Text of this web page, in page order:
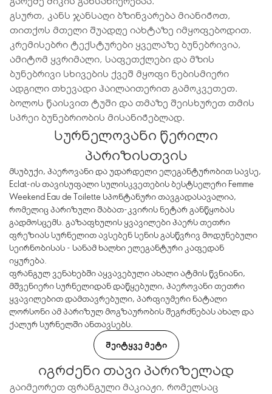
გსურთ, კანს ჯანსაღი ბზინვარება მიანიჭოთ,
თითქოს მთელი შუადღე იახტაზე იმყოფებოდით.
კრემისებრი ტექსტურები ყველაზე ბუნებრივია,
ამიტომ ყვრიმალი, საფეთქლები და მზის
ბუნებრივი სხივების ქვეშ მყოფი ნებისმიერი
ადგილი თხევადი ჰაილაითერით გამოკვეთეთ.
ბოლოს წაისვით ტუში და თმაზე შეისხურეთ თმის
სპრეი ბუნებრიობის მისანიჭებლად.
სურნელოვანი წერილი
პარიზისთვის
მსუბუქი, ჰაეროვანი და უდარდელი ელეგანტურობით სავსე,
Eclat-ის თავისუფალი სულისკვეთების ბესტსელერი Femme
Weekend Eau de Toilette სპონტანური თავგადასავალია,
რომელიც პარიზული შაბათ-კვირის ნეტარ განწყობას
გადმოსცემს. გაზაფხულის ყვავილები ჰაერს თეთრი
ფრეზიას სურნელით ავსებენ სენის გასწვრივ მოდუნებული
სეირნობისას - სანამ ხალხი ელეგანტური კაფედან
იყურება.
ფრანგულ ვენახებში აყვავებული ახალი ატმის წვნიანი,
მშვენიერი სურნელიდან დაწყებული, ჰაეროვანი თეთრი
ყვავილებით დამთავრებული, პარფიუმერი ნატალი
ლორსონი ამ პარიზულ მოგზაურობის შეგრძნებას ახალ და
ქალურ სურნელში ანთავსებს.
ᲨᲔᲘᲢᲧᲕᲔ ᲛᲔᲢᲘ
იგრძენი თავი პარიზელად
გაიმეორეთ ფრანგული მაკიაჟი, რომელსაც